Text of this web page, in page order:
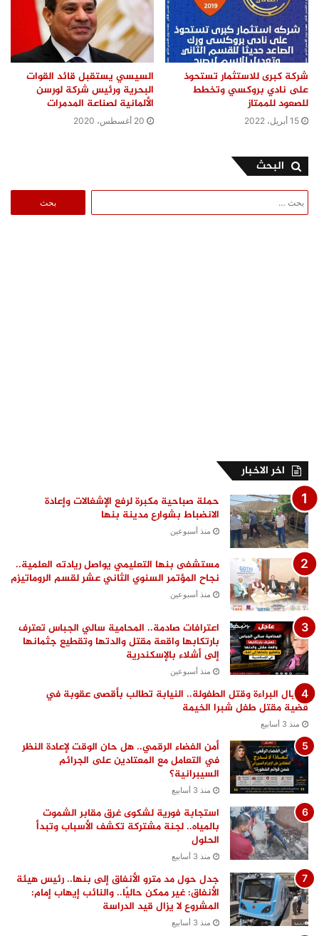
شركة كبرى للاستثمار تستحوذ
على نادي بروكسي وتخطط
للصعود للممتاز
15 أبريل، 2022
السيسي يستقبل قائد القوات
البحرية ورئيس شركة لورسن
الألمانية لصناعة المدمرات
20 أغسطس، 2020
البحث
عن:
اخر الاخبار
حملة صباحية مكبرة لرفع الإشغالات وإعادة
الانضباط بشوارع مدينة بنها
منذ أسبوعين
مستشفى بنها التعليمي يواصل ريادته العلمية..
نجاح المؤتمر السنوي الثاني عشر لقسم الروماتيزم
منذ أسبوعين
اعترافات صادمة.. المحامية سالي الجباس تعترف
بارتكابها واقعة مقتل والدتها وتقطيع جثمانها
إلى أشلاء بالإسكندرية
منذ أسبوعين
اغتيال البراءة وقتل الطفولة.. النيابة تطالب بأقصى عقوبة في
قضية مقتل طفل شبرا الخيمة
منذ 3 أسابيع
أمن الفضاء الرقمي.. هل حان الوقت لإعادة النظر
في التعامل مع المعتادين على الجرائم
السيبرانية؟
منذ 3 أسابيع
استجابة فورية لشكوى غرق مقابر الشموت
بالمياه.. لجنة مشتركة تكشف الأسباب وتبدأ
الحلول
منذ 3 أسابيع
جدل حول مد مترو الأنفاق إلى بنها.. رئيس هيئة
الأنفاق: غير ممكن حاليًا.. والنائب إيهاب إمام:
المشروع لا يزال قيد الدراسة
منذ 3 أسابيع